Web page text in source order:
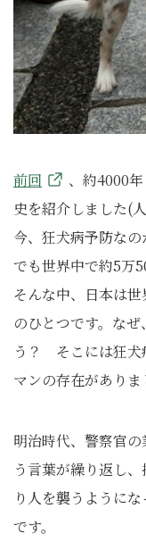
前回
、約4000
史を紹介しました(
今、狂犬病予防な
でも世界中で約5万
そんな中、日本は
のひとつです。な
う？ そこには狂犬
マンの存在がありま
明治時代、警察官
う言葉が繰り返し
り人を襲うように
です。